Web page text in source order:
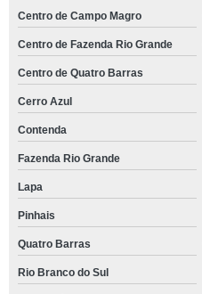
Centro de Campo Magro
Centro de Fazenda Rio Grande
Centro de Quatro Barras
Cerro Azul
Contenda
Fazenda Rio Grande
Lapa
Pinhais
Quatro Barras
Rio Branco do Sul